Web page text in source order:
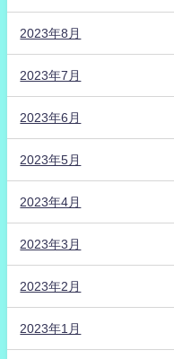
2023年8月
2023年7月
2023年6月
2023年5月
2023年4月
2023年3月
2023年2月
2023年1月